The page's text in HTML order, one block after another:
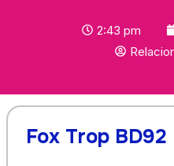
2:43 pm
Fox Trop BD92